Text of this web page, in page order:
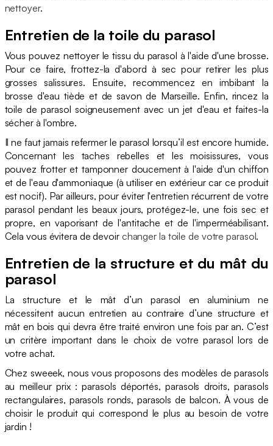
nettoyer.
Entretien de la toile du parasol
Vous pouvez nettoyer le tissu du parasol à l'aide d'une brosse.
Pour ce faire, frottez-la d'abord à sec pour retirer les plus
grosses salissures. Ensuite, recommencez en imbibant la
brosse d'eau tiède et de savon de Marseille. Enfin, rincez la
toile de parasol soigneusement avec un jet d'eau et faites-la
sécher à l'ombre.
Il ne faut jamais refermer le parasol lorsqu’il est encore humide.
Concernant les taches rebelles et les moisissures, vous
pouvez frotter et tamponner doucement à l'aide d'un chiffon
et de l'eau d'ammoniaque (à utiliser en extérieur car ce produit
est nocif). Par ailleurs, pour éviter l'entretien récurrent de votre
parasol pendant les beaux jours, protégez-le, une fois sec et
propre, en vaporisant de l'antitache et de l'imperméabilisant.
Cela vous évitera de devoir changer la toile de votre parasol.
Entretien de la structure et du mât du
parasol
La structure et le mât d’un parasol en aluminium ne
nécessitent aucun entretien au contraire d’une structure et
mât en bois qui devra être traité environ une fois par an. C’est
un critère important dans le choix de votre parasol lors de
votre achat.
Chez sweeek, nous vous proposons des modèles de parasols
au meilleur prix : parasols déportés, parasols droits, parasols
rectangulaires, parasols ronds, parasols de balcon. À vous de
choisir le produit qui correspond le plus au besoin de votre
jardin !